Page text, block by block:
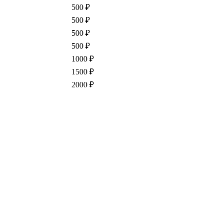
500 ₽
500 ₽
500 ₽
500 ₽
1000 ₽
1500 ₽
2000 ₽